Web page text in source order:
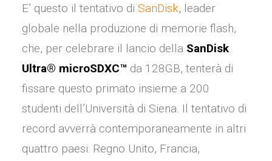
E’ questo il tentativo di SanDisk, leader
globale nella produzione di memorie flash,
che, per celebrare il lancio della SanDisk
Ultra® microSDXC™ da 128GB, tenterà di
fissare questo primato insieme a 200
studenti dell’Università di Siena. Il tentativo di
record avverrà contemporaneamente in altri
quattro paesi: Regno Unito, Francia,